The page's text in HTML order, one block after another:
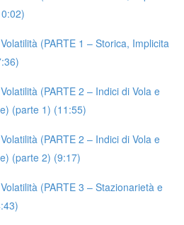
(PARTE 1 – Storica, Implicita
(PARTE 2 – Indici di Vola e
(parte 1) (11:55)
(PARTE 2 – Indici di Vola e
(parte 2) (9:17)
(PARTE 3 – Stazionarietà e